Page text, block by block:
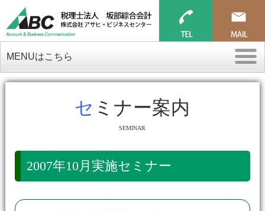
MENUはこちら
セミナー案内
SEMINAR
2007年10月実施セミナー